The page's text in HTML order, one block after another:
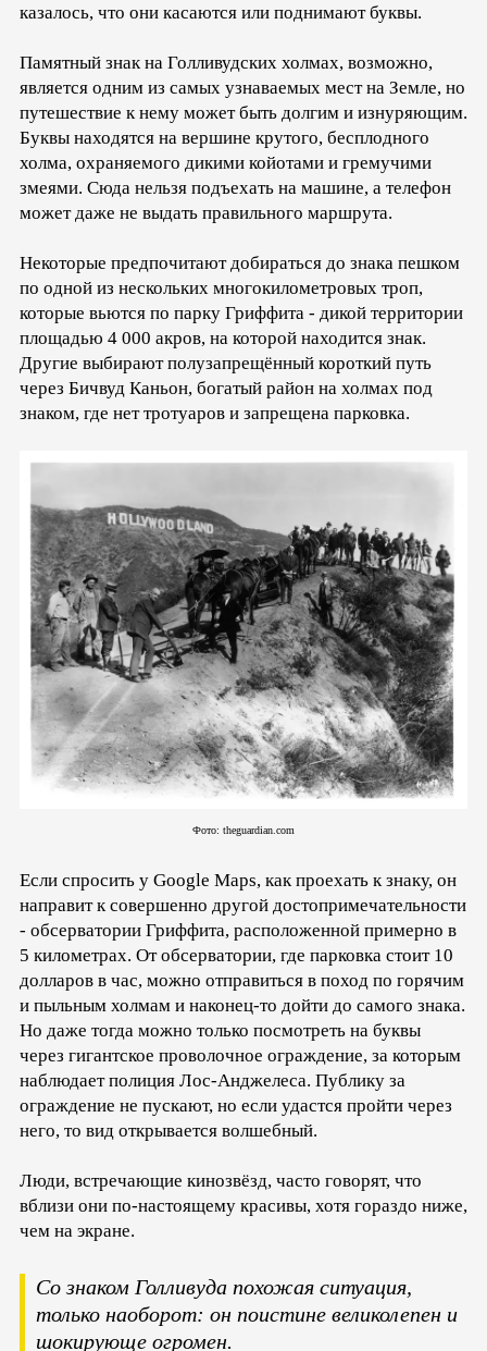
казалось, что они касаются или поднимают буквы.
Памятный знак на Голливудских холмах, возможно,
является одним из самых узнаваемых мест на Земле, но
путешествие к нему может быть долгим и изнуряющим.
Буквы находятся на вершине крутого, бесплодного
холма, охраняемого дикими койотами и гремучими
змеями. Сюда нельзя подъехать на машине, а телефон
может даже не выдать правильного маршрута.
Некоторые предпочитают добираться до знака пешком
по одной из нескольких многокилометровых троп,
которые вьются по парку Гриффита - дикой территории
площадью 4 000 акров, на которой находится знак.
Другие выбирают полузапрещённый короткий путь
через Бичвуд Каньон, богатый район на холмах под
знаком, где нет тротуаров и запрещена парковка.
Фото: theguardian.com
Если спросить у Google Maps, как проехать к знаку, он
направит к совершенно другой достопримечательности
- обсерватории Гриффита, расположенной примерно в
5 километрах. От обсерватории, где парковка стоит 10
долларов в час, можно отправиться в поход по горячим
и пыльным холмам и наконец-то дойти до самого знака.
Но даже тогда можно только посмотреть на буквы
через гигантское проволочное ограждение, за которым
наблюдает полиция Лос-Анджелеса. Публику за
ограждение не пускают, но если удастся пройти через
него, то вид открывается волшебный.
Люди, встречающие кинозвёзд, часто говорят, что
вблизи они по-настоящему красивы, хотя гораздо ниже,
чем на экране.
Со знаком Голливуда похожая ситуация,
только наоборот: он поистине великолепен и
шокирующе огромен.